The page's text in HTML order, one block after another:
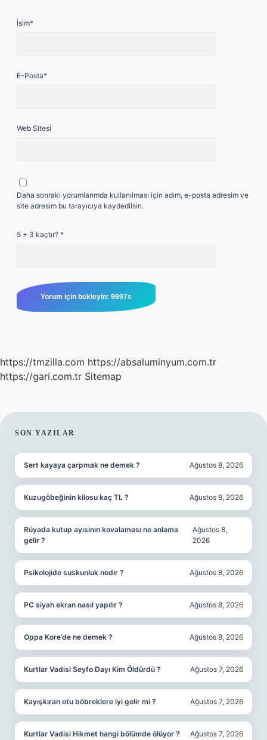
İsim*
E-Posta*
Web Sitesi
Daha sonraki yorumlarımda kullanılması için adım, e-posta adresim ve
site adresim bu tarayıcıya kaydedilsin.
5 + 3 kaçtır? *
https://tmzilla.com https://absaluminyum.com.tr
https://gari.com.tr Sitemap
SIDEBAR
SON YAZILAR
Sert kayaya çarpmak ne demek ? Ağustos 8, 2026
Kuzugöbeğinin kilosu kaç TL ? Ağustos 8, 2026
Rüyada kutup ayısının kovalaması ne anlama
gelir ?
Ağustos 8,
2026
Psikolojide suskunluk nedir ? Ağustos 8, 2026
PC siyah ekran nasıl yapılır ? Ağustos 8, 2026
Oppa Kore’de ne demek ? Ağustos 8, 2026
Kurtlar Vadisi Seyfo Dayı Kim Öldürdü ? Ağustos 7, 2026
Kayışkıran otu böbreklere iyi gelir mi ? Ağustos 7, 2026
Kurtlar Vadisi Hikmet hangi bölümde ölüyor ? Ağustos 7, 2026